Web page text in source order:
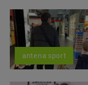
antena sport